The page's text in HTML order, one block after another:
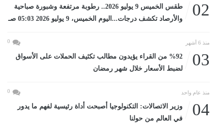
02
طقس الخميس 9 يوليو 2026.. رطوبة مرتفعة وشبورة صباحية
والأرصاد تكشف درجات...اليوم الخميس، 9 يوليو 2026 05:03 صـ
منذ 6 أشهر 0
03
%92 من القراء يؤيدون مطالب تكثيف الحملات على الأسواق
لضبط الأسعار خلال شهر رمضان
منذ عام واحد 0
04
وزير الاتصالات: التكنولوجيا أصبحت أداة رئيسية لفهم ما يدور
في العالم من حولنا